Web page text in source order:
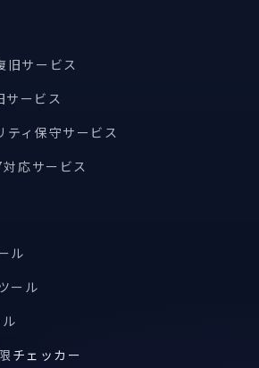
サービス
ービス
ィ保守サービス
応サービス
ル
ール
チェッカー